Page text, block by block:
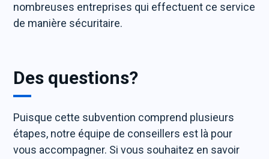
nombreuses entreprises qui effectuent ce service
de manière sécuritaire.
Des questions?
Puisque cette subvention comprend plusieurs
étapes, notre équipe de conseillers est là pour
vous accompagner. Si vous souhaitez en savoir